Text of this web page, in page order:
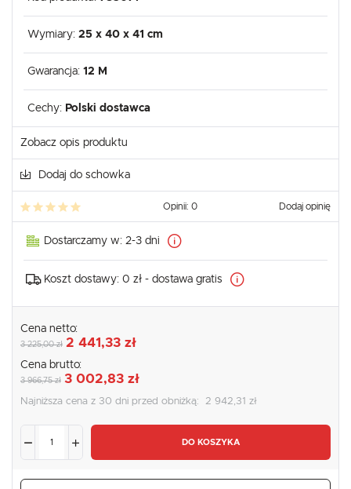
Wymiary: 25 x 40 x 41 cm
Gwarancja: 12 M
Cechy: Polski dostawca
Zobacz opis produktu
Dodaj do schowka
Opinii: 0 Dodaj opinię
Dostarczamy w: 2-3 dni
Koszt dostawy: 0 zł - dostawa gratis
Cena netto:
3 225,00 zł 2 441,33 zł
Cena brutto:
3 966,75 zł 3 002,83 zł
Najniższa cena z 30 dni przed obniżką: 2 942,31 zł
DO KOSZYKA